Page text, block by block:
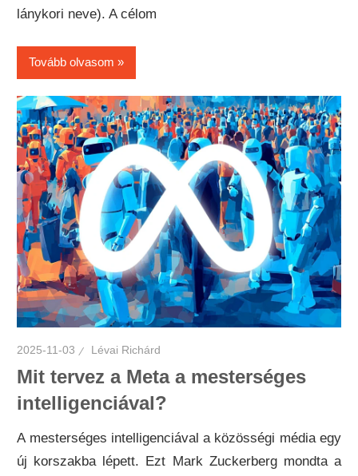
lánykori neve). A célom
Tovább olvasom
2025-11-03 Lévai Richárd
Mit tervez a Meta a mesterséges
intelligenciával?
A mesterséges intelligenciával a közösségi média egy
új korszakba lépett. Ezt Mark Zuckerberg mondta a